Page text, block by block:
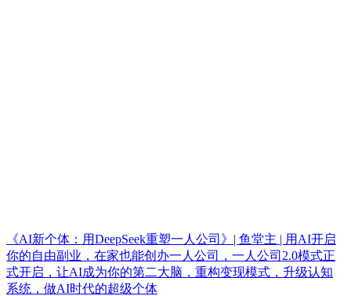
《AI新个体：用DeepSeek重塑一人公司》| 鱼堂主 | 用AI开启
你的自由副业，在家也能创办一人公司，一人公司2.0模式正
式开启，让AI成为你的第二大脑，重构变现模式，升级认知
系统，做AI时代的超级个体